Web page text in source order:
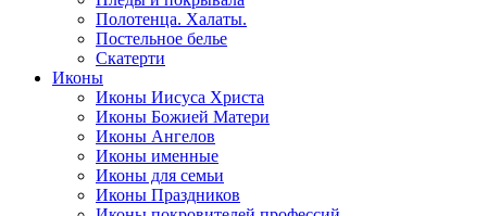
Полотенца. Халаты.
Постельное белье
Скатерти
Иконы
Иконы Иисуса Христа
Иконы Божией Матери
Иконы Ангелов
Иконы именные
Иконы для семьи
Иконы Праздников